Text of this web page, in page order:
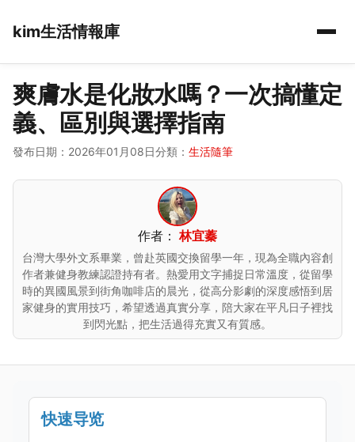
kim生活情報庫
爽膚水是化妝水嗎？一次搞懂定
義、區別與選擇指南
發布日期：2026年01月08日分類： 生活隨筆
作者：林宜蓁
台灣大學外文系畢業，曾赴英國交換留學一年，現為全職內容創
作者兼健身教練認證持有者。熱愛用文字捕捉日常溫度，從留學
時的異國風景到街角咖啡店的晨光，從高分影劇的深度感悟到居
家健身的實用技巧，希望透過真實分享，陪大家在平凡日子裡找
到閃光點，把生活過得充實又有質感。
快速导览